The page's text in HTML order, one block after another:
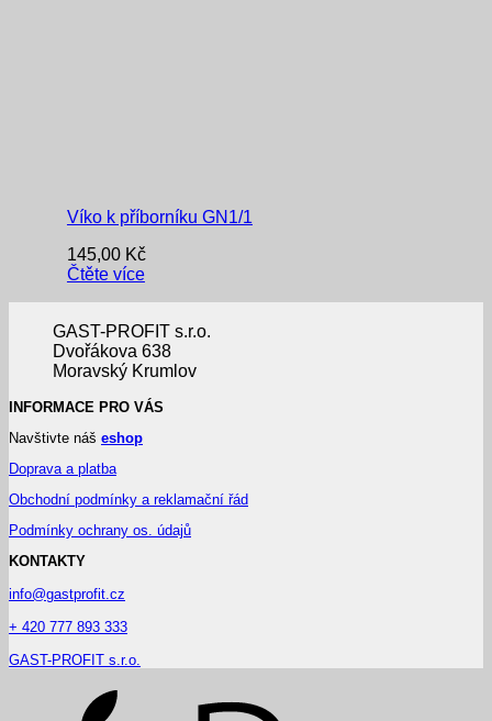
Víko k příborníku GN1/1
145,00 Kč
Čtěte více
GAST-PROFIT s.r.o.
Dvořákova 638
Moravský Krumlov
INFORMACE PRO VÁS
Navštivte náš eshop
Doprava a platba
Obchodní podmínky a reklamační řád
Podmínky ochrany os. údajů
KONTAKTY
info@gastprofit.cz
+ 420 777 893 333
GAST-PROFIT s.r.o.